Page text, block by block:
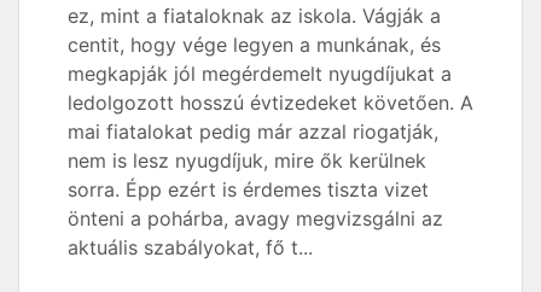
ez, mint a fiataloknak az iskola. Vágják a
centit, hogy vége legyen a munkának, és
megkapják jól megérdemelt nyugdíjukat a
ledolgozott hosszú évtizedeket követően. A
mai fiatalokat pedig már azzal riogatják,
nem is lesz nyugdíjuk, mire ők kerülnek
sorra. Épp ezért is érdemes tiszta vizet
önteni a pohárba, avagy megvizsgálni az
aktuális szabályokat, fő t...